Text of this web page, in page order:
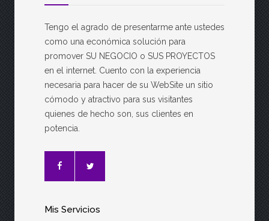
Tengo el agrado de presentarme ante ustedes
como una económica solución para
promover SU NEGOCIO o SUS PROYECTOS
en el internet. Cuento con la experiencia
necesaria para hacer de su WebSite un sitio
cómodo y atractivo para sus visitantes
quienes de hecho son, sus clientes en
potencia.
Mis Servicios